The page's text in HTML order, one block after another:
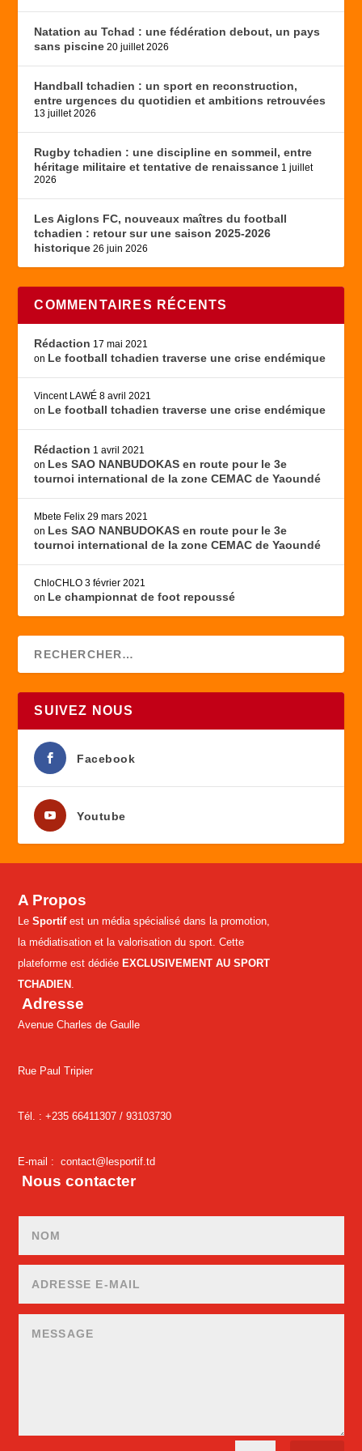
Natation au Tchad : une fédération debout, un pays
sans piscine 20 juillet 2026
Handball tchadien : un sport en reconstruction,
entre urgences du quotidien et ambitions retrouvées
13 juillet 2026
Rugby tchadien : une discipline en sommeil, entre
héritage militaire et tentative de renaissance 1 juillet
2026
Les Aiglons FC, nouveaux maîtres du football
tchadien : retour sur une saison 2025-2026
historique 26 juin 2026
COMMENTAIRES RÉCENTS
Rédaction 17 mai 2021
on Le football tchadien traverse une crise endémique
Vincent LAWÉ 8 avril 2021
on Le football tchadien traverse une crise endémique
Rédaction 1 avril 2021
on Les SAO NANBUDOKAS en route pour le 3e
tournoi international de la zone CEMAC de Yaoundé
Mbete Felix 29 mars 2021
on Les SAO NANBUDOKAS en route pour le 3e
tournoi international de la zone CEMAC de Yaoundé
ChloCHLO 3 février 2021
on Le championnat de foot repoussé
SUIVEZ NOUS
Facebook
Youtube
A Propos
LeSportifest un média spécialisé dans la promotion,
la médiatisation et la valorisation du sport. Cette
plateforme est dédiée EXCLUSIVEMENT AU SPORT
TCHADIEN .
Adresse
Avenue Charles de Gaulle
Rue Paul Tripier
Tél. : +235 66411307 /93103730
E-mail :contact@lesportif.td
Nous contacter